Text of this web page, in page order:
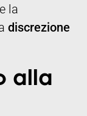
la
discrezione
alla